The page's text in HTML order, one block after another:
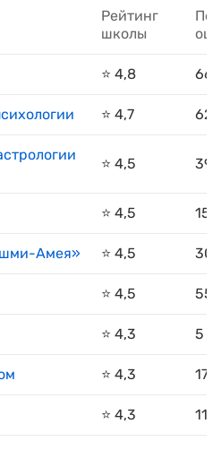
Рейтинг
школы
⭐️ 4,8 66
⭐️ 4,7 62
⭐️ 4,5 39
⭐️ 4,5 15
Амея» ⭐️ 4,5 30
⭐️ 4,5 55
⭐️ 4,3 5
⭐️ 4,3 17
⭐️ 4,3 11